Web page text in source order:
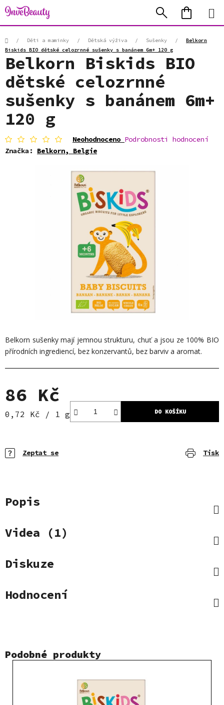
Přejít
na
obsah
Hledat
KOŠÍK
Domů/ Děti a maminky / Dětská výživa / Sušenky /
Belkorn
Biskids BIO dětské celozrnné sušenky s banánem 6m+ 120 g
Belkorn sušenky mají jemnou strukturu, chuť a jsou ze 100% BIO
přírodních ingrediencí, bez konzervantů, bez barviv a aromat.
86 Kč
Měrná cena:
0,72 Kč / 1 g DO KOŠÍKU
Tisk
Zeptat se
Belkorn Biskids BIO
dětské celozrnné
sušenky s banánem 6m+
120 g
Průměrné
hodnocení
produktu
0,0
hvězdiček.
Neohodnoceno Podrobnosti hodnocení
Značka: Belkorn, Belgie
Popis
Videa (1)
Diskuze
Hodnocení
Podobné produkty